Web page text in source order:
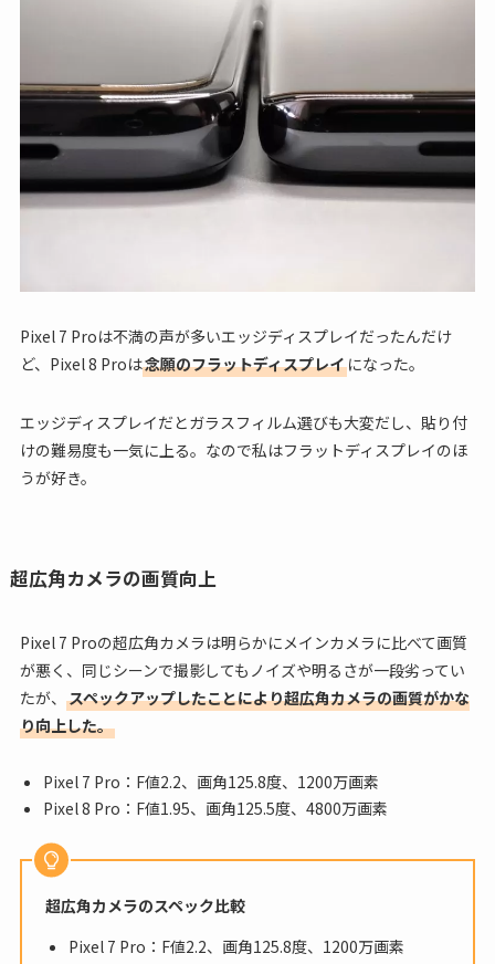
Pixel 7 Proは不満の声が多いエッジディスプレイだったんだけ
ど、Pixel 8 Proは念願のフラットディスプレイになった。
エッジディスプレイだとガラスフィルム選びも大変だし、貼り付
けの難易度も一気に上る。なので私はフラットディスプレイのほ
うが好き。
超広角カメラの画質向上
Pixel 7 Proの超広角カメラは明らかにメインカメラに比べて画質
が悪く、同じシーンで撮影してもノイズや明るさが一段劣ってい
たが、 スペックアップしたことにより超広角カメラの画質がかな
り向上した。
Pixel 7 Pro：F値2.2、画角125.8度、1200万画素
Pixel 8 Pro：F値1.95、画角125.5度、4800万画素
超広角カメラのスペック比較
Pixel 7 Pro：F値2.2、画角125.8度、1200万画素